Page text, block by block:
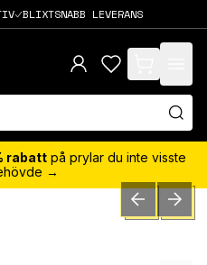
BLIXTSNABB LEVERANS
items in cart,
rabatt på prylar du inte visste
→
PREVIOUSNEXT